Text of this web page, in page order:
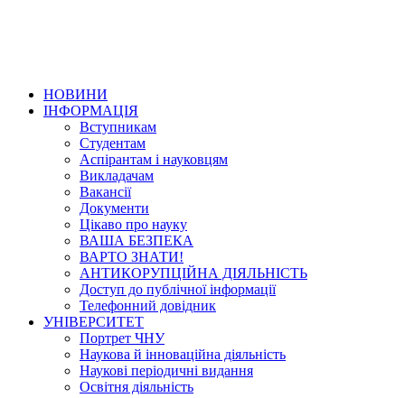
НОВИНИ
ІНФОРМАЦІЯ
Вступникам
Студентам
Аспірантам і науковцям
Викладачам
Вакансії
Документи
Цікаво про науку
ВАША БЕЗПЕКА
ВАРТО ЗНАТИ!
АНТИКОРУПЦІЙНА ДІЯЛЬНІСТЬ
Доступ до публічної інформації
Телефонний довідник
УНІВЕРСИТЕТ
Портрет ЧНУ
Наукова й інноваційна діяльність
Наукові періодичні видання
Освітня діяльність